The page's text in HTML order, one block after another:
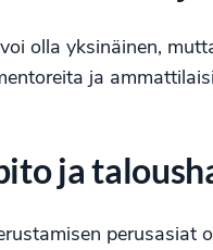
olla yksinäinen,
ja
ja
perusasiat